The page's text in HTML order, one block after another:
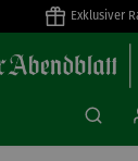
Exklusiver